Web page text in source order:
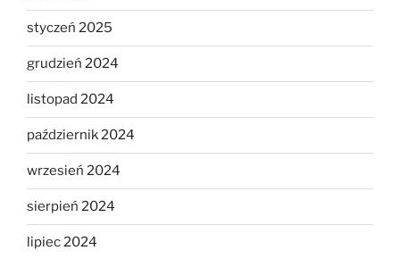
styczeń 2025
grudzień 2024
listopad 2024
październik 2024
wrzesień 2024
sierpień 2024
lipiec 2024